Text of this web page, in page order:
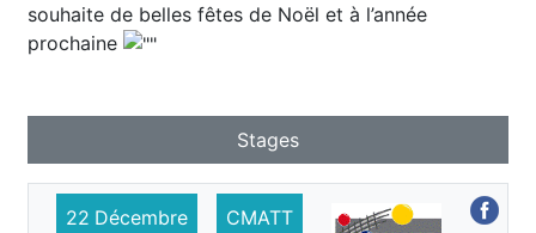
souhaite de belles fêtes de Noël et à l’année
prochaine
Stages
22 Décembre
CMATT